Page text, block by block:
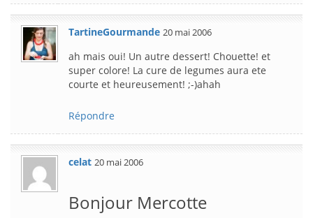
TartineGourmande 20 mai 2006
ah mais oui! Un autre dessert! Chouette! et
super colore! La cure de legumes aura ete
courte et heureusement! ;-)ahah
Répondre
celat 20 mai 2006
Bonjour Mercotte